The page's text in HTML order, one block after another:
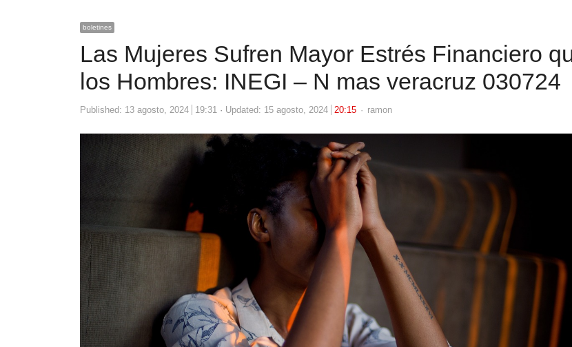
boletines
Las Mujeres Sufren Mayor Estrés Financiero
los Hombres: INEGI – N mas veracruz 030724
Published: 13 agosto, 2024 19:31 Updated: 15 agosto, 2024 20:15 Author
ramon